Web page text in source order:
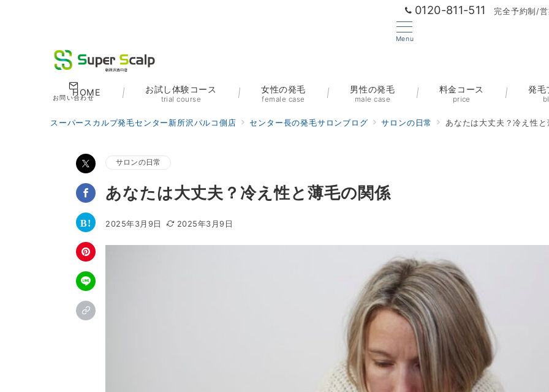
0120-811-511 完全予約制/
Menu
お問い合わせ
HOME お試し体験コース
trial course
女性の発毛
female case
男性の発毛
male case
料金コース
price
発毛
スーパースカルプ発毛センター新所沢パルコ側店 センター長の発毛サロンブログ サロンの日常 あなたは大丈夫？冷え性
サロンの日常
あなたは大丈夫？冷え性と薄毛の関係
2025年3月9日 2025年3月9日